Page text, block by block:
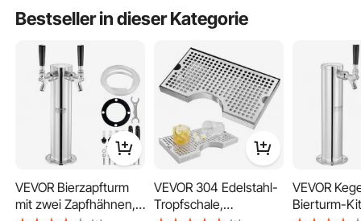
14 Bier-Voreinstellungen
DIY-Geschmack
Bestseller in dieser Kategorie
VEVOR Bierzapfturm
mit zwei Zapfhähnen,
VEVOR 304 Edelstahl-
Tropfschale,
VEVOR
Bierturm-